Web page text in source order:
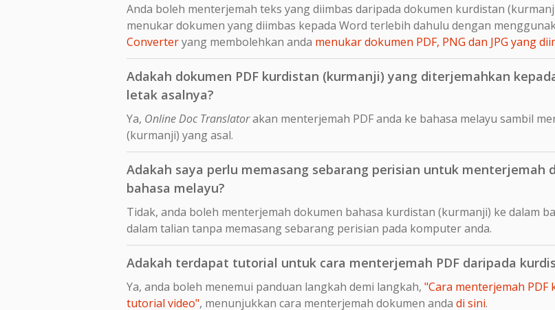
Anda boleh menterjemah teks yang diimbas daripada dokumen kurdistan
menukar dokumen yang diimbas kepada Word terlebih dahulu dengan
Converteryang membolehkan anda menukar dokumen PDF, PNG dan JPG yang
Adakah dokumen PDF kurdistan (kurmanji) yang diterjemahkan
letak asalnya?
Ya, Online Doc Translatorakan menterjemah PDF anda ke bahasa melayu sambil
(kurmanji) yang asal.
Adakah saya perlu memasang sebarang perisian untuk menterjemah
bahasa melayu?
Tidak, anda boleh menterjemah dokumen bahasa kurdistan (kurmanji) ke dalam
dalam talian tanpa memasang sebarang perisian pada komputer anda.
Adakah terdapat tutorial untuk cara menterjemah PDF daripada
Ya, anda boleh menemui panduan langkah demi langkah, "Cara menterjemah
tutorial video", menunjukkan cara menterjemah dokumen anda di sini.